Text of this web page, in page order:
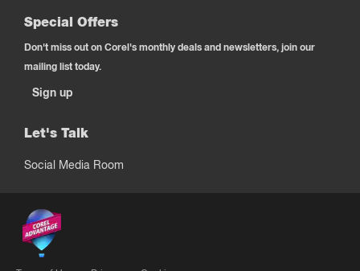
Special Offers
Don't miss out on Corel's monthly deals and newsletters, join our
mailing list today.
Sign up
Let's Talk
Social Media Room